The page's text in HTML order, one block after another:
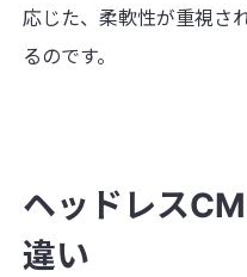
応じた、柔軟性が重視さ
るのです。
ヘッドレス
違い